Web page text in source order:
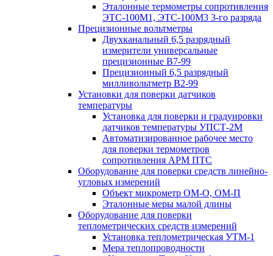
Эталонные термометры сопротивления
ЭТС-100М1, ЭТС-100М3 3-го разряда
Прецизионные вольтметры
Двухканальный 6,5 разрядный
измерители универсальные
прецизионные В7-99
Прецизионный 6,5 разрядный
милливольтметр В2-99
Установки для поверки датчиков
температуры
Установка для поверки и градуировки
датчиков температуры УПСТ-2М
Автоматизированное рабочее место
для поверки термометров
сопротивления АРМ ПТС
Оборудование для поверки средств линейно-
угловых измерений
Объект микрометр ОМ-О, ОМ-П
Эталонные меры малой длины
Оборудование для поверки
теплометрических средств измерений
Установка теплометрическая УТМ-1
Мера теплопроводности